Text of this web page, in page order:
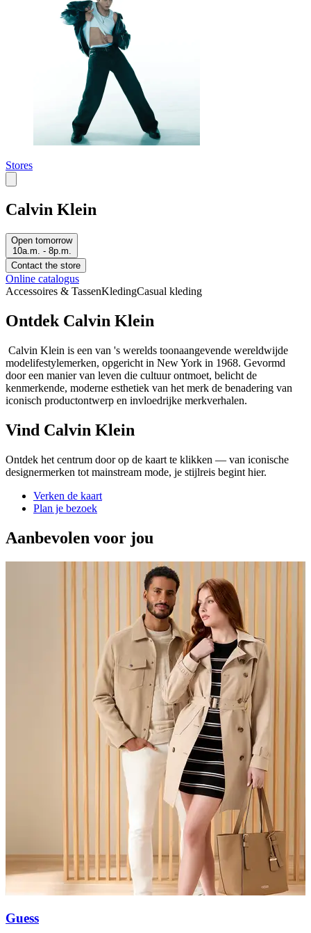
Stores
Calvin Klein
Open tomorrow
10a.m. - 8p.m.
Contact the store
Online catalogus
Accessoires & TassenKledingCasual kleding
Ontdek Calvin Klein
Calvin Klein is een van 's werelds toonaangevende wereldwijde
modelifestylemerken, opgericht in New York in 1968. Gevormd
door een manier van leven die cultuur ontmoet, belicht de
kenmerkende, moderne esthetiek van het merk de benadering van
iconisch productontwerp en invloedrijke merkverhalen.
Vind Calvin Klein
Ontdek het centrum door op de kaart te klikken — van iconische
designermerken tot mainstream mode, je stijlreis begint hier.
Verken de kaart
Plan je bezoek
Aanbevolen voor jou
Guess